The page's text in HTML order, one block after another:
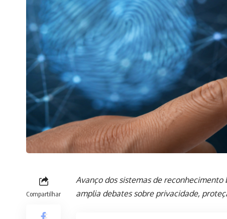
Compartilhar
Avanço dos sistemas de
amplia debates sobre privacidade,